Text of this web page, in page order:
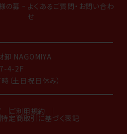
の募
よくあるご質問・お問い合わ
せ
卸 NAGOMIYA
4-2F
（土日祝日休み）
ご利用規約
特定商取引に基づく表記